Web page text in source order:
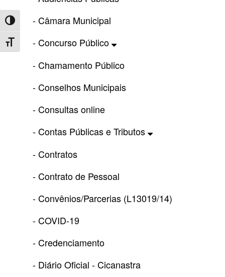
Toggle High Contrast
Toggle Font size
- Câmara Municipal
- Concurso Público
- Chamamento Público
- Conselhos Municipais
- Consultas online
- Contas Públicas e Tributos
- Contratos
- Contrato de Pessoal
- Convênios/Parcerias (L13019/14)
- COVID-19
- Credenciamento
- Diário Oficial - Cicanastra